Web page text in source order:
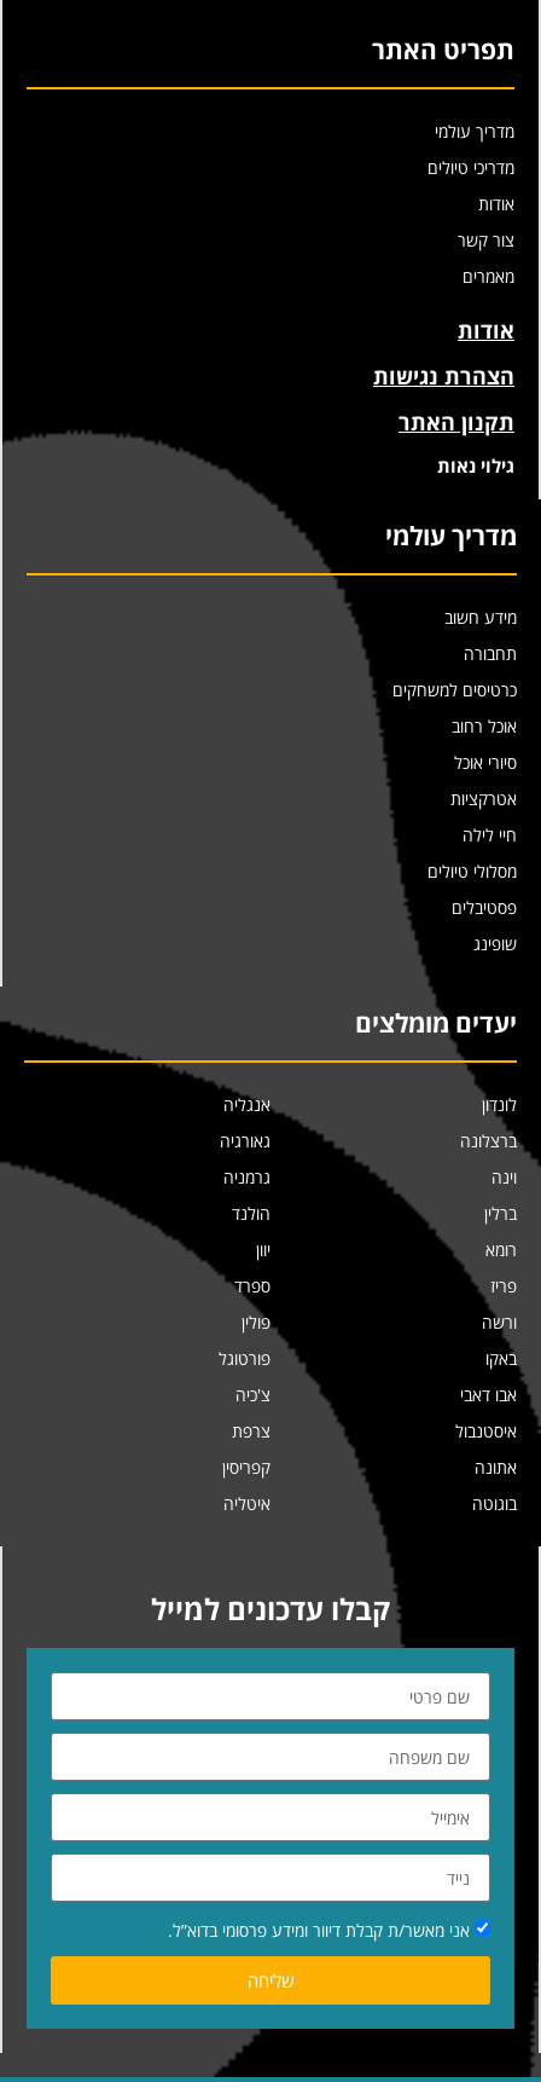
תפריט האתר
מדריך עולמי
מדריכי טיולים
אודות
צור קשר
מאמרים
אודות
הצהרת נגישות
תקנון האתר
גילוי נאות
מדריך עולמי
מידע חשוב
תחבורה
כרטיסים למשחקים
אוכל רחוב
סיורי אוכל
אטרקציות
חיי לילה
מסלולי טיולים
פסטיבלים
שופינג
יעדים מומלצים
לונדון
ברצלונה
וינה
ברלין
רומא
פריז
ורשה
באקו
אבו דאבי
איסטנבול
אתונה
בוגוטה
אנגליה
גאורגיה
גרמניה
הולנד
יוון
ספרד
פולין
פורטוגל
צ'כיה
צרפת
קפריסין
איטליה
קבלו עדכונים למייל
אני מאשר/ת קבלת דיוור ומידע פרסומי בדוא”ל.
שליחה